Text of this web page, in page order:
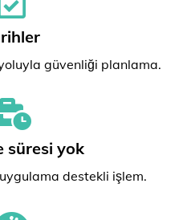
güvenliği planlama.
süresi yok
destekli işlem.